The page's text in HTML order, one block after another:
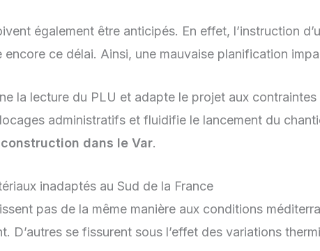
également être anticipés. En effet, l’instruction
ce délai. Ainsi, une mauvaise planification
la lecture du PLU et adapte le projet aux
administratifs et fluidifie le lancement du
dans le Var.
inadaptés au Sud de la France
pas de la même manière aux conditions
D’autres se fissurent sous l’effet des variations